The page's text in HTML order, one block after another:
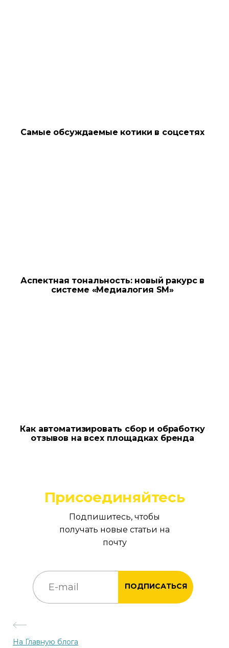
Самые обсуждаемые котики в соцсетях
Аспектная тональность: новый ракурс в
системе «Медиалогия SM»
Как автоматизировать сбор и обработку
отзывов на всех площадках бренда
Присоединяйтесь
Подпишитесь, чтобы
получать новые статьи на
почту
ПОДПИСАТЬСЯ
На Главную блога